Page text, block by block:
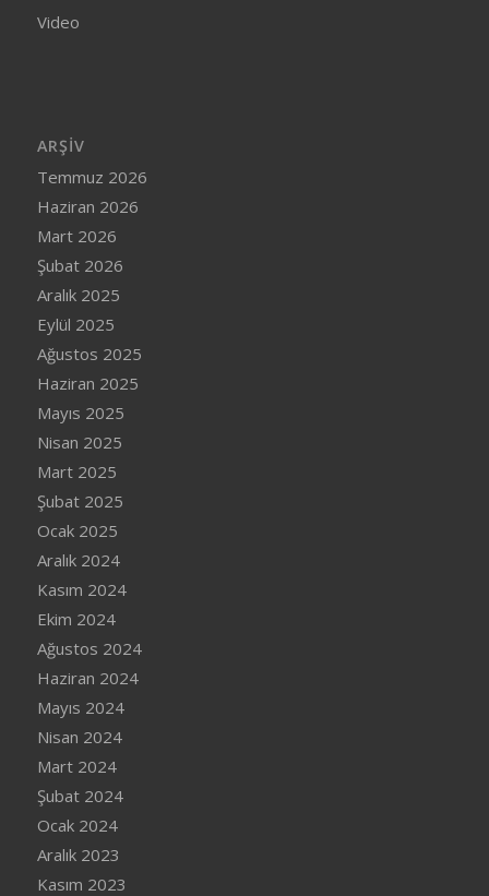
Video
ARŞIV
Temmuz 2026
Haziran 2026
Mart 2026
Şubat 2026
Aralık 2025
Eylül 2025
Ağustos 2025
Haziran 2025
Mayıs 2025
Nisan 2025
Mart 2025
Şubat 2025
Ocak 2025
Aralık 2024
Kasım 2024
Ekim 2024
Ağustos 2024
Haziran 2024
Mayıs 2024
Nisan 2024
Mart 2024
Şubat 2024
Ocak 2024
Aralık 2023
Kasım 2023